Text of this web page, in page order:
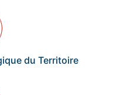
du Territoire